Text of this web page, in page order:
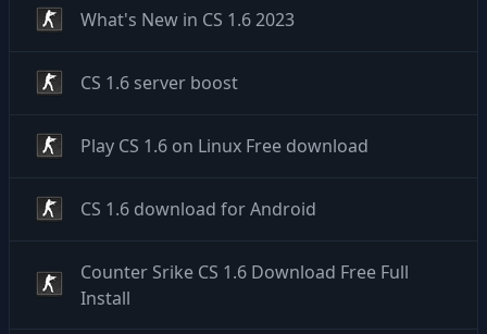
What's New in CS 1.6 2023
CS 1.6 server boost
Play CS 1.6 on Linux Free download
CS 1.6 download for Android
Counter Srike CS 1.6 Download Free Full
Install